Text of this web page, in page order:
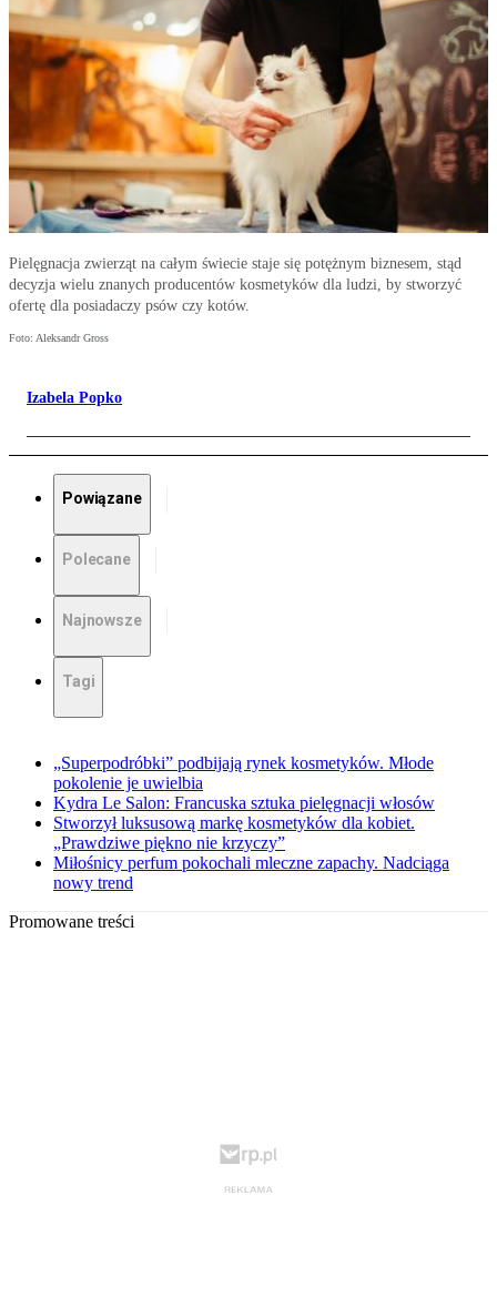
Pielęgnacja zwierząt na całym świecie staje się potężnym biznesem, stąd
decyzja wielu znanych producentów kosmetyków dla ludzi, by stworzyć
ofertę dla posiadaczy psów czy kotów.
Foto: Aleksandr Gross
Izabela Popko
Powiązane
Polecane
Najnowsze
Tagi
„Superpodróbki” podbijają rynek kosmetyków. Młode
pokolenie je uwielbia
Kydra Le Salon: Francuska sztuka pielęgnacji włosów
Stworzył luksusową markę kosmetyków dla kobiet.
„Prawdziwe piękno nie krzyczy”
Miłośnicy perfum pokochali mleczne zapachy. Nadciąga
nowy trend
Promowane treści